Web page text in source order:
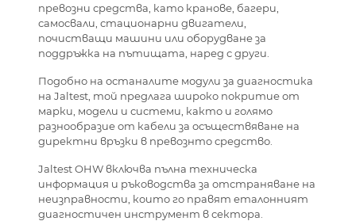
превозни средства, като кранове, багери,
самосвали, стационарни двигатели,
почистващи машини или оборудване за
поддръжка на пътищата, наред с други.
Подобно на останалите модули за диагностика
на Jaltest, той предлага широко покритие от
марки, модели и системи, както и голямо
разнообразие от кабели за осъществяване на
директни връзки в превознто средство.
Jaltest OHW включва пълна техническа
информация и ръководства за отстраняване на
неизправности, които го правят еталонният
диагностичен инструмент в сектора.